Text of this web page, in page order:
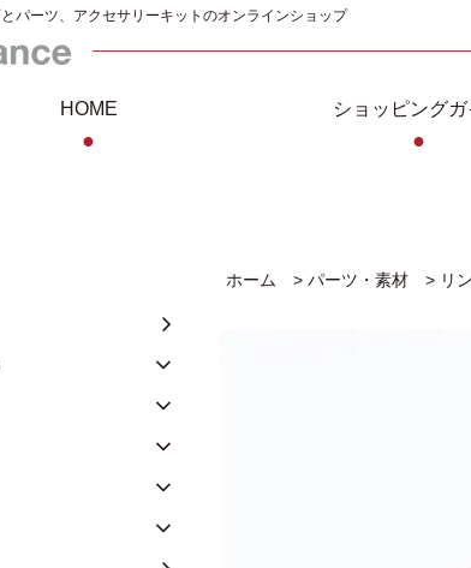
パーツ、アクセサリーキットのオンラインショップ
HOME
●
ショッピングガ
●
ホーム > パーツ・素材 > リ